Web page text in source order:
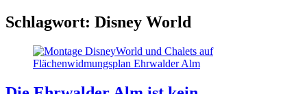
Schlagwort: Disney World